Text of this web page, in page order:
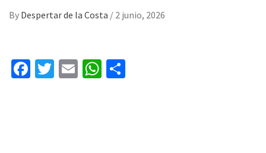
By Despertar de la Costa / 2 junio, 2026
Facebook
Twitter
EmailWhatsApp